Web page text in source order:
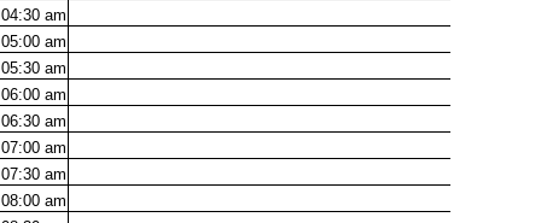
04:30 am
05:00 am
05:30 am
06:00 am
06:30 am
07:00 am
07:30 am
08:00 am